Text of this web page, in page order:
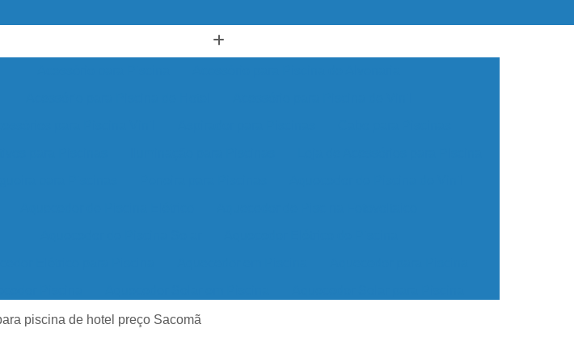
Solar Piscina
Aquecedor de água para Piscina
piscina de hotel preço Sacomã